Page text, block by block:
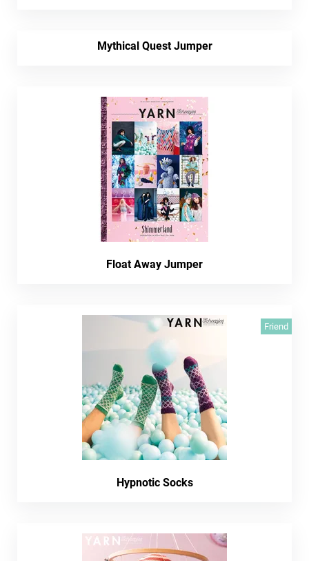
Mythical Quest Jumper
Float Away Jumper
Friend
Hypnotic Socks